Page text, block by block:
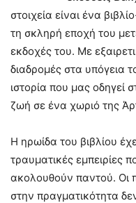
στοιχεία είναι ένα
τη σκληρή εποχή του
εκδοχές του. Με
διαδρομές στα υπόγεια
ιστορία που μας οδηγεί
ζωή σε ένα χωριό της
Η ηρωίδα του βιβλίου
τραυματικές εμπειρίες
ακολουθούν παντού. Οι
στην πραγματικότητα